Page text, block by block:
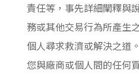
責任等，事先詳細闡釋與
務或其他交易行為所產生
個人尋求救濟或解決之道
您與廠商或個人間的任何